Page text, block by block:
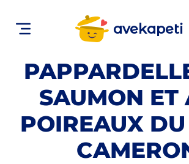
avekapeti
SAUMON ET
POIREAUX